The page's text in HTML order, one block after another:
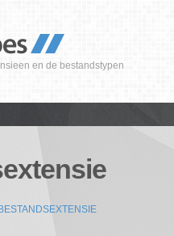
en de bestandstypen